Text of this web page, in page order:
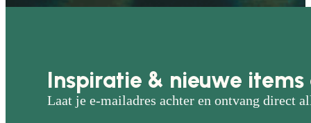
Inspiratie & nieuwe
Laat je e-mailadres achter en ontvang direct